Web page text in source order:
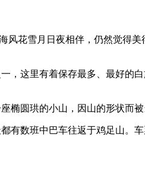
花雪月日夜相伴，仍然觉得
，这里有着保存最多、最好的
圆珙的小山，因山的形状而被
数班中巴车往返于鸡足山。